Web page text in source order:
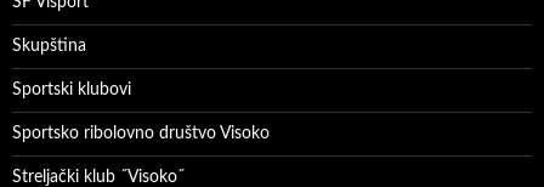
Skupština
Sportski klubovi
Sportsko ribolovno društvo Visoko
Streljački klub ˝Visoko˝